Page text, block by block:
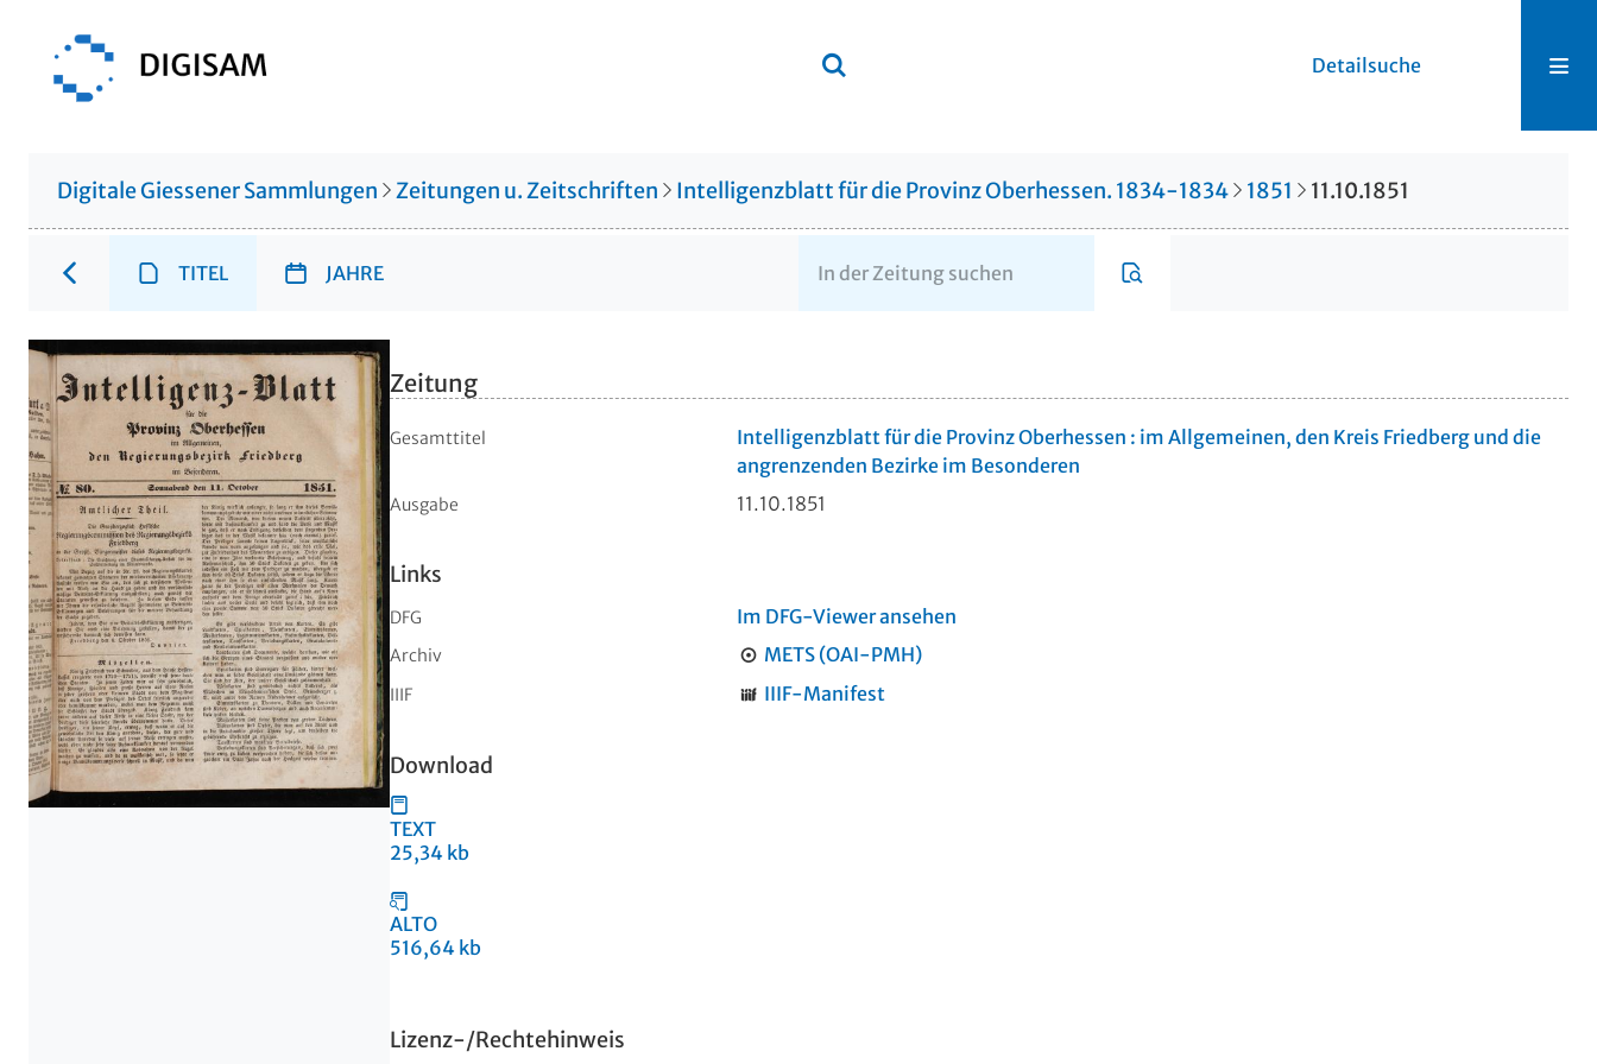
Detailsuche
Digitale Giessener Sammlungen Zeitungen u. Zeitschriften Intelligenzblatt für die Provinz Oberhessen. 1834-1834 1851 11.10.1851
TITEL JAHRE
Zeitung
Gesamttitel
Intelligenzblatt für die Provinz Oberhessen : im Allgemeinen, den Kreis Friedberg und die
angrenzenden Bezirke im Besonderen
Ausgabe 11.10.1851
Links
DFG Im DFG-Viewer ansehen
Archiv METS (OAI-PMH)
IIIF IIIF-Manifest
Download
TEXT
25,34 kb
ALTO
516,64 kb
Lizenz-/Rechtehinweis